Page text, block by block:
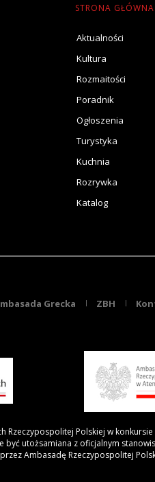
STRONA GŁÓWNA
Aktualności
Kultura
Rozmaitości
Poradnik
Ogłoszenia
Turystyka
Kuchnia
Rozrywka
Katalog
Grecka ZBH
Rzeczypospolitej Polskiej w
być utożsamiana z oficjalnym
przez Ambasadę Rzeczypospolitej